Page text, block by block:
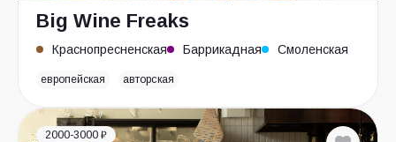
Big Wine Freaks
Краснопресненская Баррикадная Смоленская
европейская авторская
2000-3000 ₽